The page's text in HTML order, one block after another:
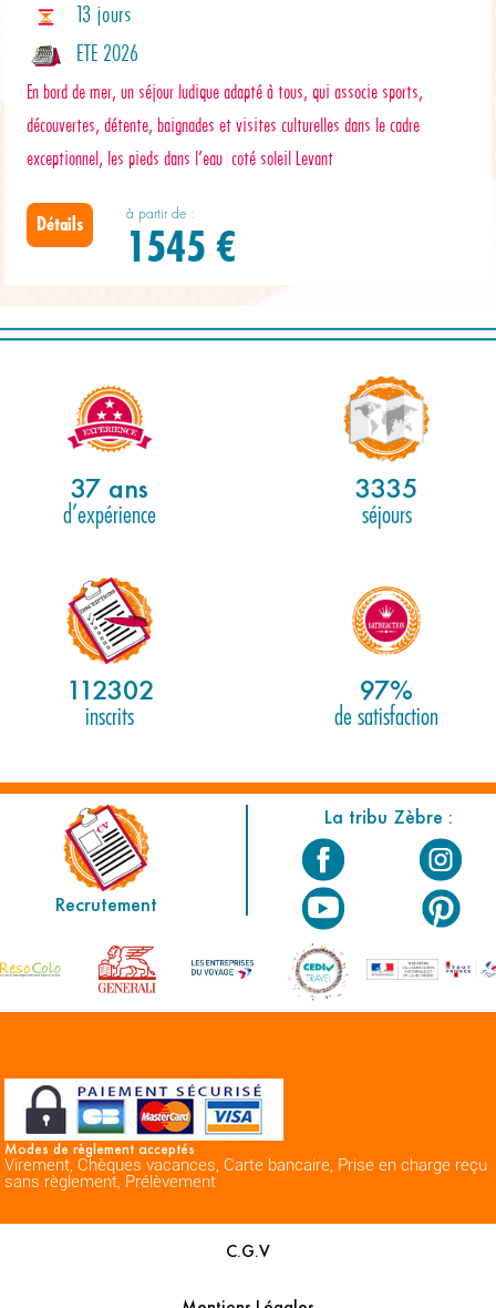
13 jours
ETE 2026
En bord de mer, un séjour ludique adapté à tous, qui associe sports,
découvertes, détente, baignades et visites culturelles dans le cadre
exceptionnel, les pieds dans l’eau coté soleil Levant
Détails à partir de :
1545 €
37 ans
d’expérience
3335
séjours
112302
inscrits
97%
de satisfaction
Recrutement
La tribu Zèbre :
Modes de règlement acceptés
Virement, Chèques vacances, Carte bancaire, Prise en charge reçu
sans règlement, Prélèvement
C.G.V